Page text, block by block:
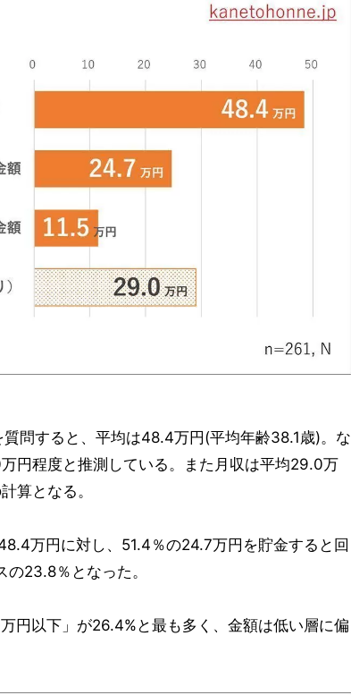
問すると、平均は48.4万円(平均年齢38.1歳)。な
円程度と推測している。また月収は平均29.0万
算となる。
万円に対し、51.4％の24.7万円を貯金すると回
23.8％となった。
円以下」が26.4%と最も多く、金額は低い層に偏